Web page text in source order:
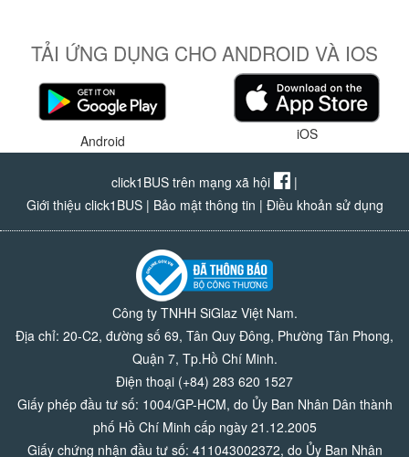
TẢI ỨNG DỤNG CHO ANDROID VÀ IOS
Android iOS
click1BUS trên mạng xã hội
|
Giới thiệu click1BUS| Bảo mật thông tin | Điều khoản sử dụng
Công ty TNHH SiGlaz Việt Nam.
Địa chỉ: 20-C2, đường số 69, Tân Quy Đông, Phường Tân Phong,
Quận 7, Tp.Hồ Chí Minh.
Điện thoại (+84) 283 620 1527
Giấy phép đầu tư số: 1004/GP-HCM, do Ủy Ban Nhân Dân thành
phố Hồ Chí Minh cấp ngày 21.12.2005
Giấy chứng nhận đầu tư số: 411043002372, do Ủy Ban Nhân